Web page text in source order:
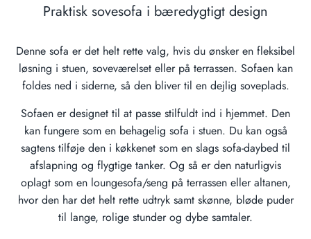
Praktisk sovesofa i bæredygtigt design
Denne sofa er det helt rette valg, hvis du ønsker en fleksibel
løsning i stuen, soveværelset eller på terrassen. Sofaen kan
foldes ned i siderne, så den bliver til en dejlig soveplads.
Sofaen er designet til at passe stilfuldt ind i hjemmet. Den
kan fungere som en behagelig sofa i stuen. Du kan også
sagtens tilføje den i køkkenet som en slags sofa-daybed til
afslapning og flygtige tanker. Og så er den naturligvis
oplagt som en loungesofa/seng på terrassen eller altanen,
hvor den har det helt rette udtryk samt skønne, bløde puder
til lange, rolige stunder og dybe samtaler.